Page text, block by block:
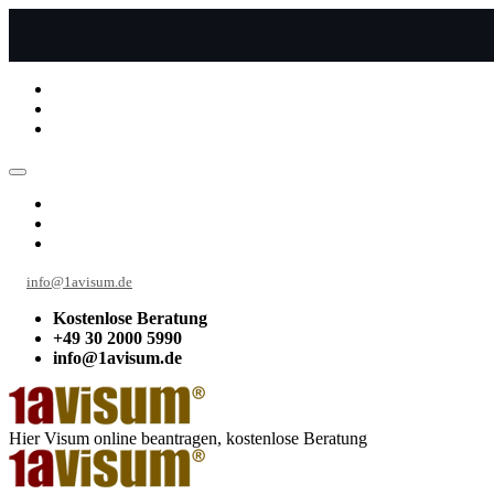
info@1avisum.de
Kostenlose Beratung
+49 30 2000 5990
info@1avisum.de
Hier Visum online beantragen, kostenlose Beratung